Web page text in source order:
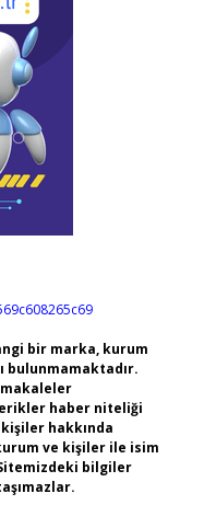
bir marka, kurum
bulunmamaktadır.
makaleler
haber niteliği
hakkında
ve kişiler ile isim
bilgiler